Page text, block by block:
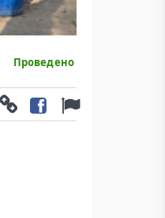
Проведено